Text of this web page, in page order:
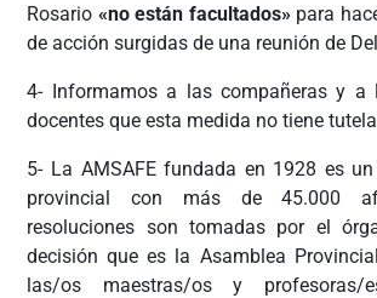
Rosario «no están facultados»para
de acción surgidas de una reunión de
4- Informamos a las compañeras y a
docentes que esta medida no tiene
5- La AMSAFE fundada en 1928 es
provincial con más de 45.000
resoluciones son tomadas por el
decisión que es la Asamblea
las/os maestras/os y